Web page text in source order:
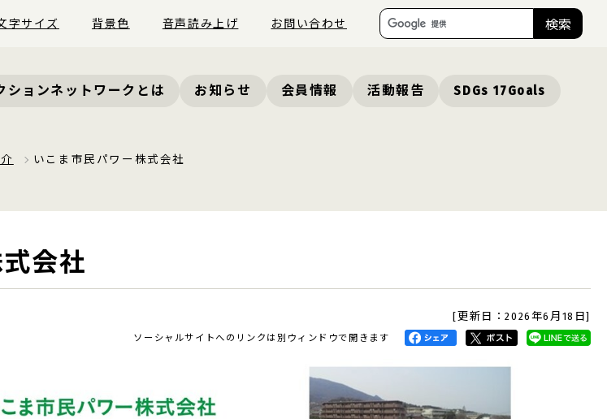
字サイズ 背景色 音声読み上げ お問い合わせ 検索
ションネットワークとは お知らせ 会員情報 活動報告 SDGs 17Goals
いこま市民パワー株式会社
会社
[更新日：2026年6月18日]
ソーシャルサイトへのリンクは別ウィンドウで開きます